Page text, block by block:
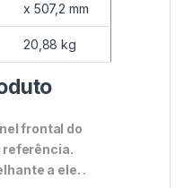
x 507,2 mm
20,88 kg
frontal do
referência.
a ele. .